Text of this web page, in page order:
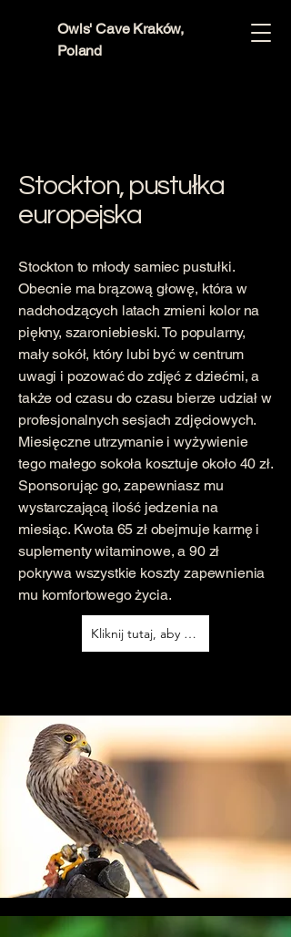
Owls' Cave Kraków,
Poland
Stockton, pustułka
europejska
Stockton to młody samiec pustułki.
Obecnie ma brązową głowę, która w
nadchodzących latach zmieni kolor na
piękny, szaroniebieski. To popularny,
mały sokół, który lubi być w centrum
uwagi i pozować do zdjęć z dziećmi, a
także od czasu do czasu bierze udział w
profesjonalnych sesjach zdjęciowych.
Miesięczne utrzymanie i wyżywienie
tego małego sokoła kosztuje około 40 zł.
Sponsorując go, zapewniasz mu
wystarczającą ilość jedzenia na
miesiąc. Kwota 65 zł obejmuje karmę i
suplementy witaminowe, a 90 zł
pokrywa wszystkie koszty zapewnienia
mu komfortowego życia.
Kliknij tutaj, aby sponsorować tego